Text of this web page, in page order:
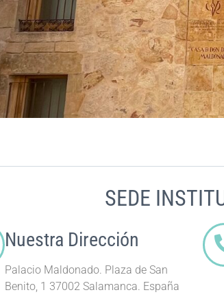
SEDE
Nuestra Dirección
Palacio Maldonado. Plaza de San
Benito, 1 37002 Salamanca. España